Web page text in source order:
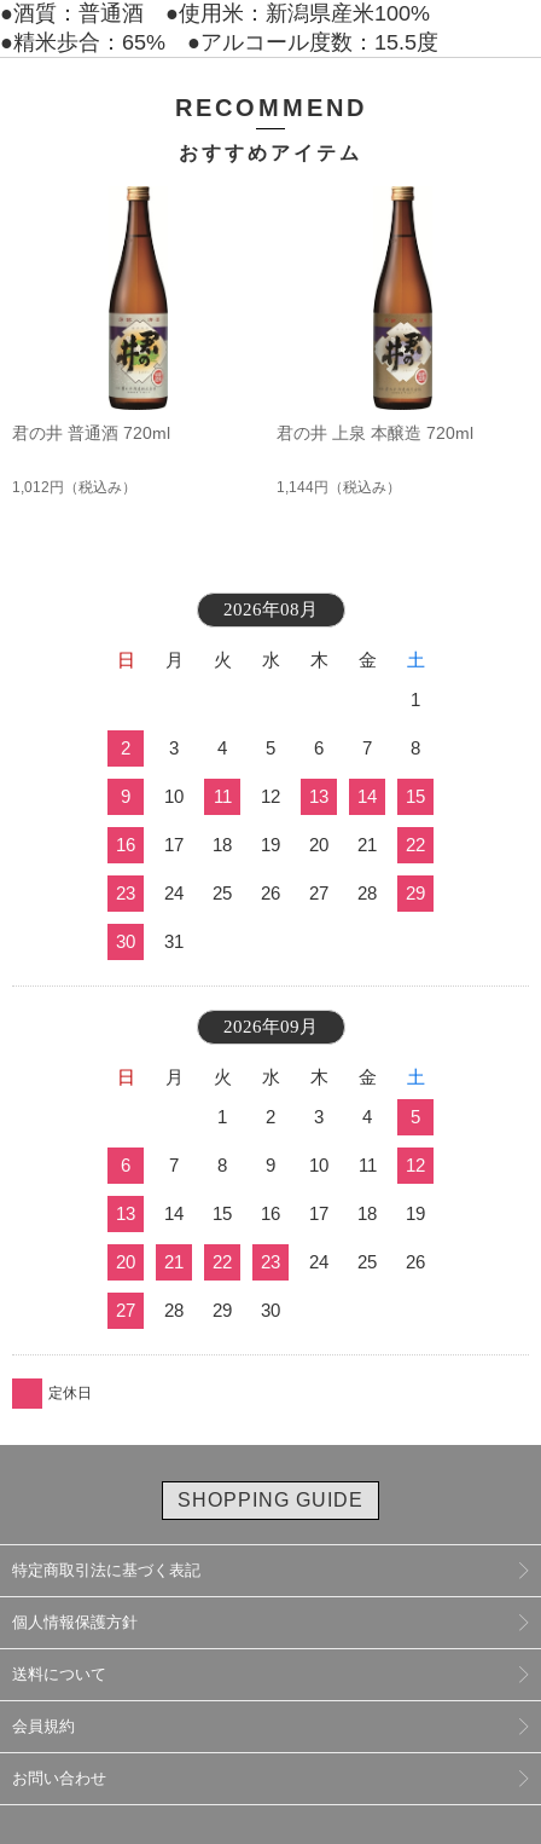
●酒質：普通酒 ●使用米：新潟県産米100%
●精米歩合：65% ●アルコール度数：15.5度
RECOMMEND
おすすめアイテム
君の井 普通酒 720ml
1,012円 （税込み）
君の井 上泉 本醸造 720ml
1,144円 （税込み）
2026年08月
日 月 火 水 木 金
土
1
2 3 4 5 6 7 8
9 10 11 12 13 14 15
16 17 18 19 20 21 22
23 24 25 26 27 28 29
30 31
2026年09月
日 月 火 水 木 金
土
1
2 3 4 5
6 7 8 9 10 11 12
13 14 15 16 17 18 19
20 21 22 23 24 25 26
27 28 29 30
定休日
SHOPPING GUIDE
特定商取引法に基づく表記
個人情報保護方針
送料について
会員規約
お問い合わせ